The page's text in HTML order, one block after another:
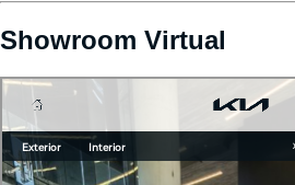
Showroom Virtual